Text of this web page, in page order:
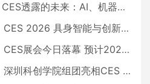
CES透露的未来：AI、机器人与智能生活大爆发
CES 2026 具身智能与创新领域 中国公司大放异彩
CES展会今日落幕 预计2026行业收入将超五千亿美元
深圳科创学院组团亮相CES 广受好评